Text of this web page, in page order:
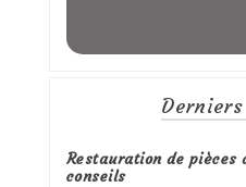
Restauration de pièces
conseils